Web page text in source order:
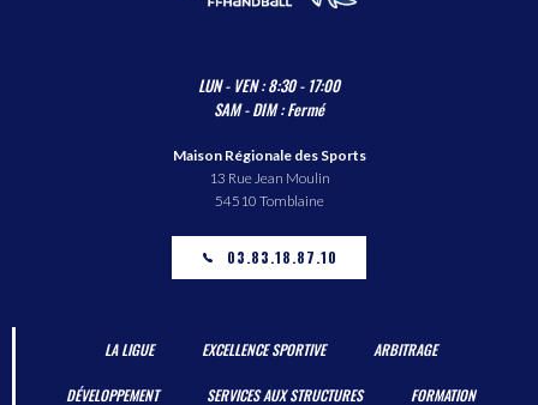
LUN - VEN : 8:30 - 17:00
SAM - DIM : Fermé
Maison Régionale des Sports
13 Rue Jean Moulin
54510 Tomblaine
03.83.18.87.10
LA LIGUE EXCELLENCE SPORTIVE ARBITRAGE
DÉVELOPPEMENT SERVICES AUX STRUCTURES FORMATION